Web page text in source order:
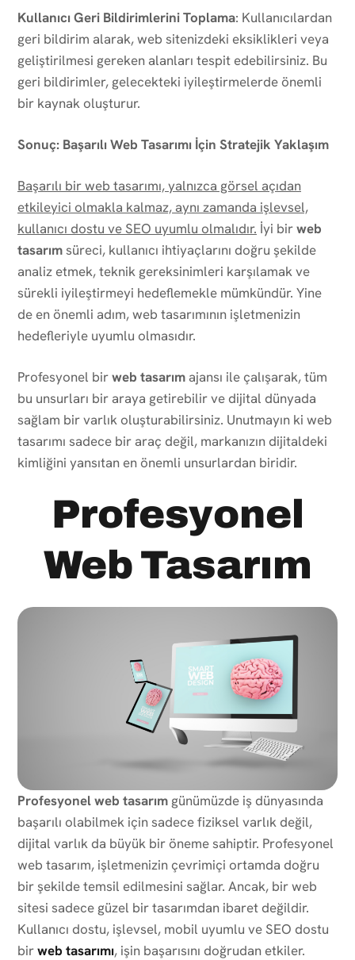
Kullanıcı Geri Bildirimlerini Toplama: Kullanıcılardan
geri bildirim alarak, web sitenizdeki eksiklikleri veya
geliştirilmesi gereken alanları tespit edebilirsiniz. Bu
geri bildirimler, gelecekteki iyileştirmelerde önemli
bir kaynak oluşturur.
Sonuç: Başarılı Web Tasarımı İçin Stratejik Yaklaşım
Başarılı bir web tasarımı, yalnızca görsel açıdan
etkileyici olmakla kalmaz, aynı zamanda işlevsel,
kullanıcı dostu ve SEO uyumlu olmalıdır. İyi birweb
tasarımsüreci, kullanıcı ihtiyaçlarını doğru şekilde
analiz etmek, teknik gereksinimleri karşılamak ve
sürekli iyileştirmeyi hedeflemekle mümkündür. Yine
de en önemli adım, web tasarımının işletmenizin
hedefleriyle uyumlu olmasıdır.
Profesyonel birweb tasarım ajansı ile çalışarak, tüm
bu unsurları bir araya getirebilir ve dijital dünyada
sağlam bir varlık oluşturabilirsiniz. Unutmayın ki web
tasarımı sadece bir araç değil, markanızın dijitaldeki
kimliğini yansıtan en önemli unsurlardan biridir.
Profesyonel
Web Tasarım
Profesyonel web tasarım günümüzde iş dünyasında
başarılı olabilmek için sadece fiziksel varlık değil,
dijital varlık da büyük bir öneme sahiptir. Profesyonel
web tasarım, işletmenizin çevrimiçi ortamda doğru
bir şekilde temsil edilmesini sağlar. Ancak, bir web
sitesi sadece güzel bir tasarımdan ibaret değildir.
Kullanıcı dostu, işlevsel, mobil uyumlu ve SEO dostu
birweb tasarımı, işin başarısını doğrudan etkiler.